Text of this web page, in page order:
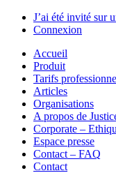
J’ai été invité sur
Connexion
Accueil
Produit
Tarifs
Articles
Organisations
A propos de
Corporate –
Espace presse
Contact – FAQ
Contact